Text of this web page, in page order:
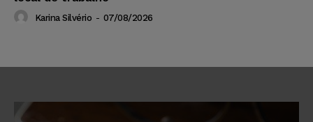
Karina Silvério - 07/08/2026